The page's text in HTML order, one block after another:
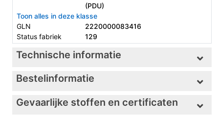
(PDU)
Toon alles in deze klasse
GLN
2220000083416
Status fabriek
129
Technische informatie
Bestelinformatie
Gevaarlijke stoffen en certificaten